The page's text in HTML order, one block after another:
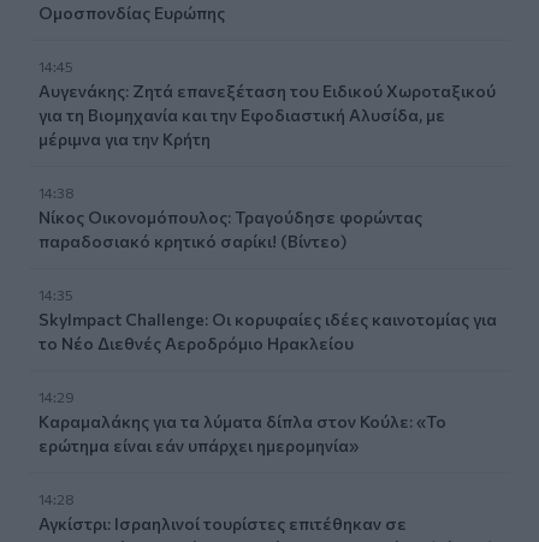
Ομοσπονδίας Ευρώπης
14:45
Αυγενάκης: Ζητά επανεξέταση του Ειδικού Χωροταξικού
για τη Βιομηχανία και την Εφοδιαστική Αλυσίδα, με
μέριμνα για την Κρήτη
14:38
Νίκος Οικονομόπουλος: Τραγούδησε φορώντας
παραδοσιακό κρητικό σαρίκι! (Βίντεο)
14:35
SkyImpact Challenge: Οι κορυφαίες ιδέες καινοτομίας για
το Νέο Διεθνές Αεροδρόμιο Ηρακλείου
14:29
Καραμαλάκης για τα λύματα δίπλα στον Κούλε: «Το
ερώτημα είναι εάν υπάρχει ημερομηνία»
14:28
Αγκίστρι: Ισραηλινοί τουρίστες επιτέθηκαν σε